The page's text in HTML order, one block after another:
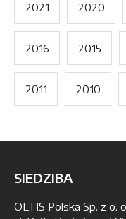
2021 2020
2016 2015
2011 2010
SIEDZIBA
OLTIS Polska Sp. z o.